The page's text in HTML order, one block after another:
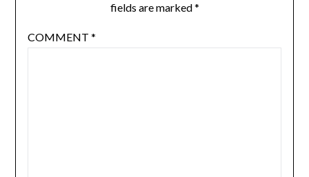
fields are marked*
COMMENT *